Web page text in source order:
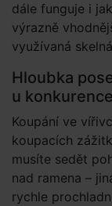
dále funguje i
výrazně
využívaná
Hloubka
u konkurence
Koupání ve
koupacích
musíte sedět
nad ramena –
rychle